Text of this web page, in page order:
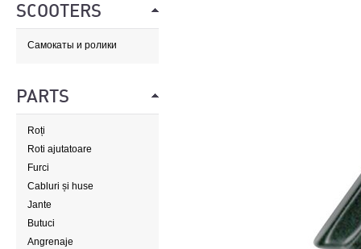
SCOOTERS
Самокаты и ролики
PARTS
Roți
Roti ajutatoare
Furci
Cabluri și huse
Jante
Butuci
Angrenaje